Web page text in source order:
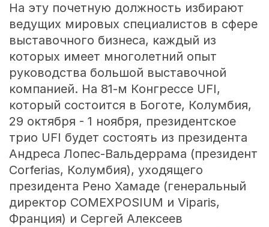
На эту почетную должность избирают
ведущих мировых специалистов в сфере
выставочного бизнеса, каждый из
которых имеет многолетний опыт
руководства большой выставочной
компанией. На 81-м Конгрессе UFI,
который состоится в Боготе, Колумбия,
29 октября - 1 ноября, президентское
трио UFI будет состоять из президента
Андреса Лопес-Вальдеррама (президент
Corferias, Колумбия), уходящего
президента Рено Хамаде (генеральный
директор COMEXPOSIUM и Viparis,
Франция) и Сергей Алексеев